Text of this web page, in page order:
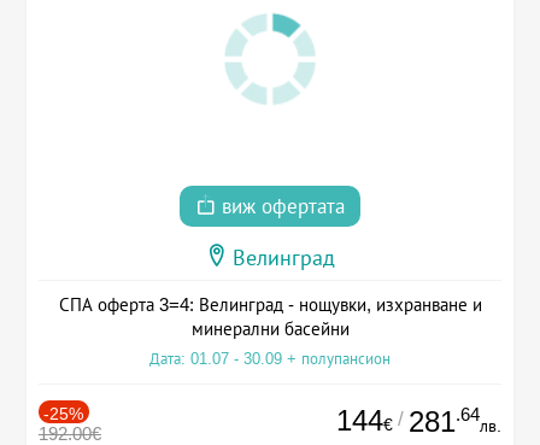
виж офертата
Велинград
СПА оферта 3=4: Велинград - нощувки, изхранване и
минерални басейни
Дата: 01.07 - 30.09 + полупансион
-25%
192.00€ 144€ / 281.64
лв.